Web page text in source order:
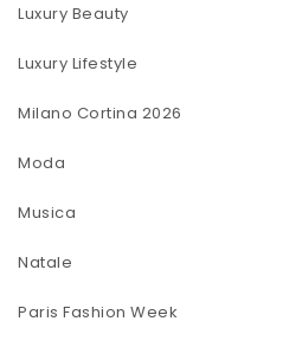
Luxury Beauty
Luxury Lifestyle
Milano Cortina 2026
Moda
Musica
Natale
Paris Fashion Week